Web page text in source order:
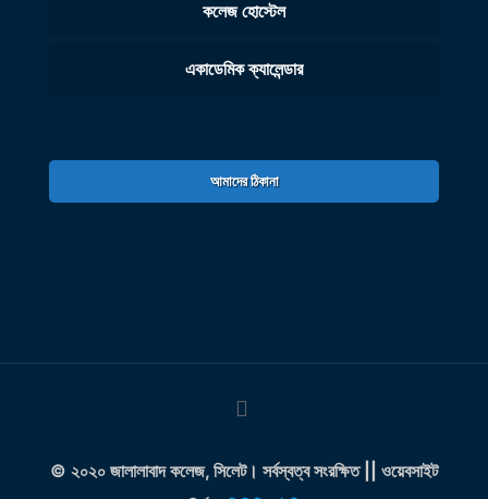
কলেজ হোস্টেল
একাডেমিক ক্যালেন্ডার
আমাদের ঠিকানা
© ২০২০ জালালাবাদ কলেজ, সিলেট। সর্বস্বত্ব সংরক্ষিত || ওয়েবসাইট